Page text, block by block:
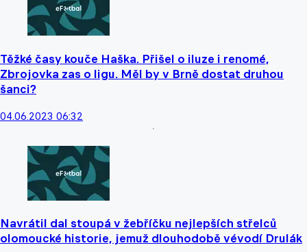
Těžké časy kouče Haška. Přišel o iluze i renomé,
Zbrojovka zas o ligu. Měl by v Brně dostat druhou
šanci?
04.06.2023 06:32
Navrátil dal stoupá v žebříčku nejlepších střelců
olomoucké historie, jemuž dlouhodobě vévodí Drulák